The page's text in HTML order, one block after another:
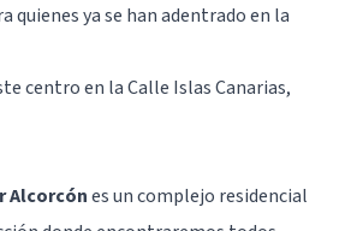
quienes ya se han adentrado en la
centro en la Calle Islas Canarias,
Alcorcónes un complejo residencial